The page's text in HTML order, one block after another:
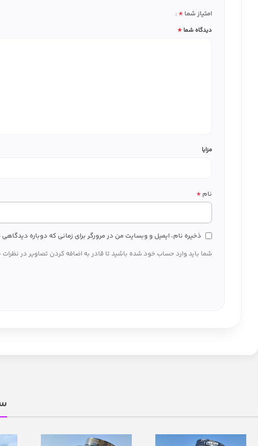
امتیاز شما *
دیدگاه شما *
مزایا
نام *
ذخیره نام، ایمیل و وبسایت من در مرورگر برای زمانی که دوباره
شما باید وارد حساب خود شده باشید تا قادر به اضافه کردن تصاویر در نظرات